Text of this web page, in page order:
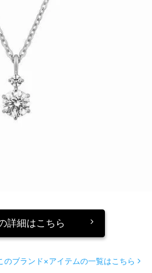
詳細はこちら
のブランド×アイテムの一覧はこちら